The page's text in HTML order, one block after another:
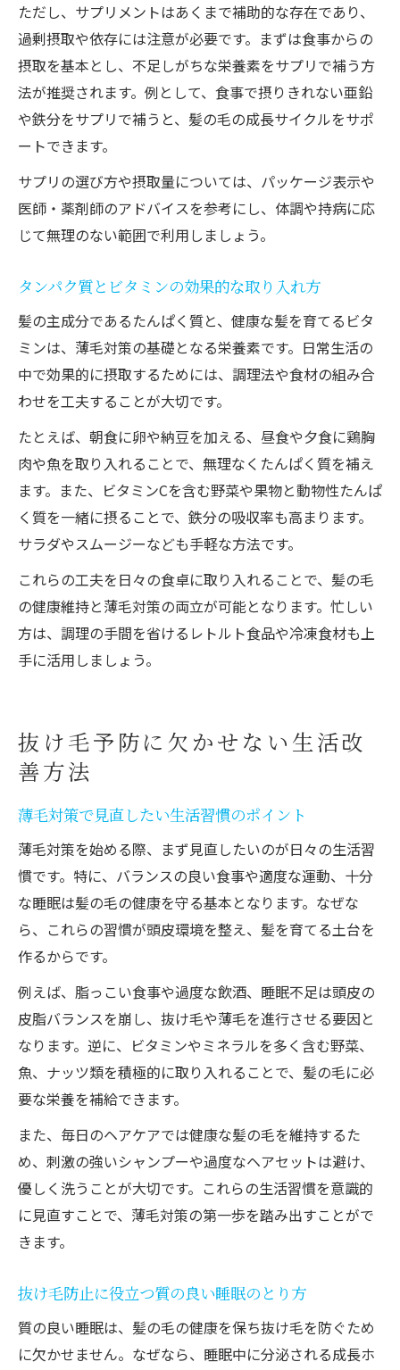
ただし、サプリメントはあくまで補助的な存在であり、
過剰摂取や依存には注意が必要です。まずは食事からの
摂取を基本とし、不足しがちな栄養素をサプリで補う方
法が推奨されます。例として、食事で摂りきれない亜鉛
や鉄分をサプリで補うと、髪の毛の成長サイクルをサポ
ートできます。
サプリの選び方や摂取量については、パッケージ表示や
医師・薬剤師のアドバイスを参考にし、体調や持病に応
じて無理のない範囲で利用しましょう。
タンパク質とビタミンの効果的な取り入れ方
髪の主成分であるたんぱく質と、健康な髪を育てるビタ
ミンは、薄毛対策の基礎となる栄養素です。日常生活の
中で効果的に摂取するためには、調理法や食材の組み合
わせを工夫することが大切です。
たとえば、朝食に卵や納豆を加える、昼食や夕食に鶏胸
肉や魚を取り入れることで、無理なくたんぱく質を補え
ます。また、ビタミンCを含む野菜や果物と動物性たんぱ
く質を一緒に摂ることで、鉄分の吸収率も高まります。
サラダやスムージーなども手軽な方法です。
これらの工夫を日々の食卓に取り入れることで、髪の毛
の健康維持と薄毛対策の両立が可能となります。忙しい
方は、調理の手間を省けるレトルト食品や冷凍食材も上
手に活用しましょう。
抜け毛予防に欠かせない生活改
善方法
薄毛対策で見直したい生活習慣のポイント
薄毛対策を始める際、まず見直したいのが日々の生活習
慣です。特に、バランスの良い食事や適度な運動、十分
な睡眠は髪の毛の健康を守る基本となります。なぜな
ら、これらの習慣が頭皮環境を整え、髪を育てる土台を
作るからです。
例えば、脂っこい食事や過度な飲酒、睡眠不足は頭皮の
皮脂バランスを崩し、抜け毛や薄毛を進行させる要因と
なります。逆に、ビタミンやミネラルを多く含む野菜、
魚、ナッツ類を積極的に取り入れることで、髪の毛に必
要な栄養を補給できます。
また、毎日のヘアケアでは健康な髪の毛を維持するた
め、刺激の強いシャンプーや過度なヘアセットは避け、
優しく洗うことが大切です。これらの生活習慣を意識的
に見直すことで、薄毛対策の第一歩を踏み出すことがで
きます。
抜け毛防止に役立つ質の良い睡眠のとり方
質の良い睡眠は、髪の毛の健康を保ち抜け毛を防ぐため
に欠かせません。なぜなら、睡眠中に分泌される成長ホ